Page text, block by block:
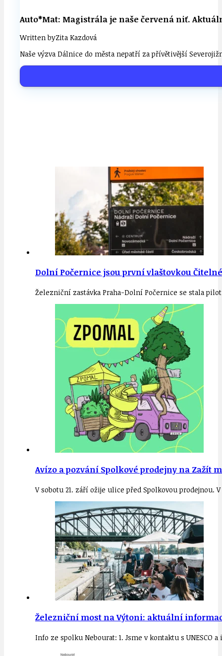
Auto*Mat: Magistrála je naše červená niť.
Written byZita Kazdová
Naše výzva Dálnice do města nepatří za přívětivější
Dolní Počernice jsou první vlaštovkou
Železniční zastávka Praha-Dolní Počernice se stala
Avízo a pozvání Spolkové prodejny na Zažít
V sobotu 21. září ožije ulice před Spolkovou
Železniční most na Výtoni: aktuální
Info ze spolku Nebourat: 1. Jsme v kontaktu s